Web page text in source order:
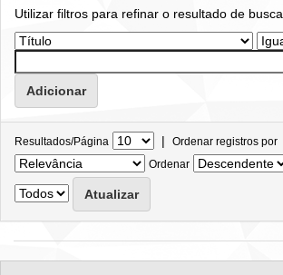
Utilizar filtros para refinar o resultado de busca.
Resultados/Página | Ordenar registros por
Ordenar